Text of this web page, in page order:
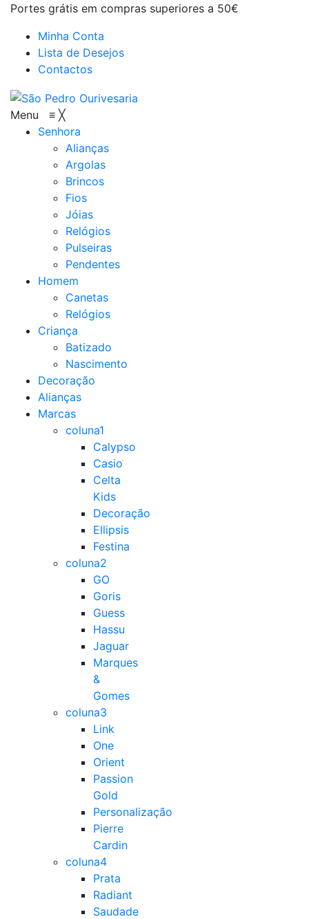
Portes grátis em compras superiores a 50€
Minha Conta
Lista de Desejos
Contactos
Menu ≡ ╳
Senhora
Alianças
Argolas
Brincos
Fios
Jóias
Relógios
Pulseiras
Pendentes
Homem
Canetas
Relógios
Criança
Batizado
Nascimento
Decoração
Alianças
Marcas
coluna1
Calypso
Casio
Celta
Kids
Decoração
Ellipsis
Festina
coluna2
GO
Goris
Guess
Hassu
Jaguar
Marques
&
Gomes
coluna3
Link
One
Orient
Passion
Gold
Personalização
Pierre
Cardin
coluna4
Prata
Radiant
Saudade